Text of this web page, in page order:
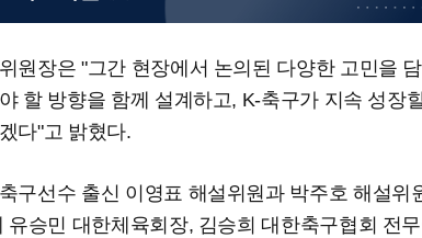
원장은 "그간 현장에서 논의된 다양한 고민을
할 방향을 함께 설계하고, K-축구가 지속 성장
다"고 밝혔다.
구선수 출신 이영표 해설위원과 박주호 해설위
유승민 대한체육회장, 김승희 대한축구협회 전